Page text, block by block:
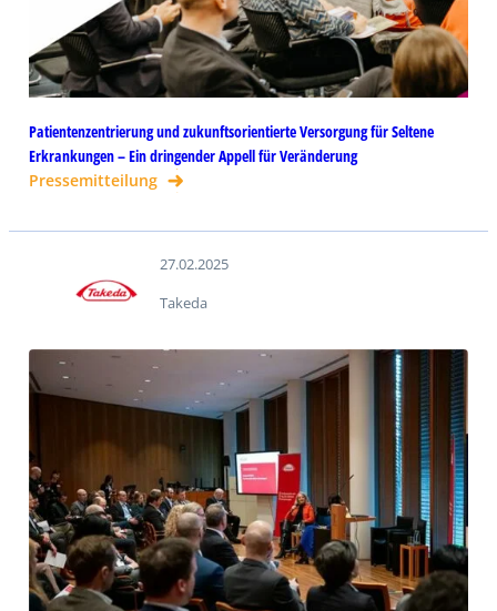
Patientenzentrierung und zukunftsorientierte Versorgung für Seltene
Erkrankungen – Ein dringender Appell für Veränderung
Pressemitteilung
27.02.2025
Takeda